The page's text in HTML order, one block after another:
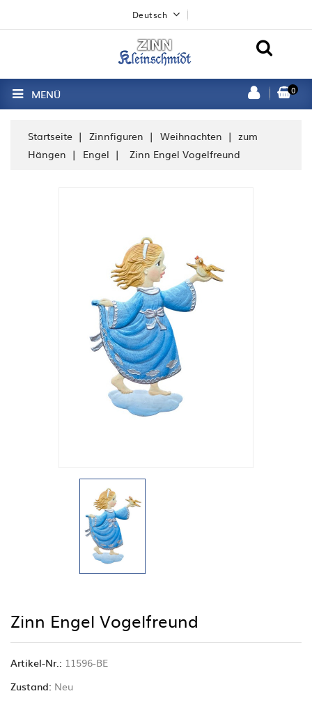
Deutsch
0
MENÜ
Startseite Zinnfiguren Weihnachten
zum
Hängen
Engel Zinn Engel Vogelfreund
Zinn Engel Vogelfreund
Artikel-Nr.: 11596-BE
Zustand: Neu